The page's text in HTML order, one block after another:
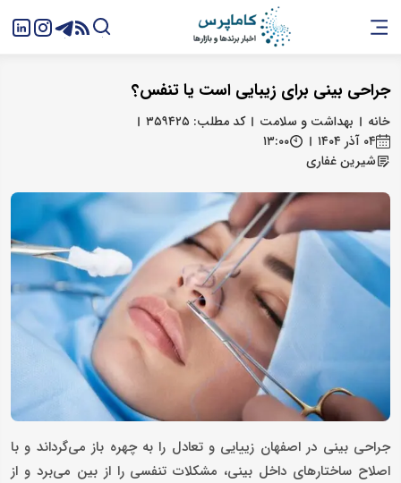
جراحی بینی برای زیبایی است یا تنفس؟
خانه بهداشت و سلامت
کد مطلب: ۳۵۹۴۲۵
۰۴ آذر ۱۴۰۴
۱۳:۰۰
شیرین غفاری
جراحی بینی در اصفهان زییایی و تعادل را به چهره باز می‌گرداند و با
اصلاح ساختارهای داخل بینی، مشکلات تنفسی را از بین می‌‌برد و از